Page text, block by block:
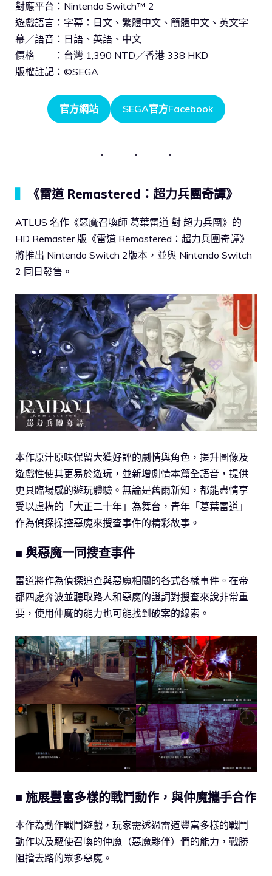
對應平台：Nintendo Switch™ 2
遊戲語言：字幕：日文、繁體中文、簡體中文、英文字
幕／語音：日語、英語、中文
價格 ：台灣 1,390 NTD／香港 338 HKD
版權註記：©SEGA
官方網站 SEGA官方Facebook
《雷道 Remastered：超力兵團奇譚》
ATLUS 名作《惡魔召喚師 葛葉雷道 對 超力兵團》的
HD Remaster 版《雷道 Remastered：超力兵團奇譚》
將推出 Nintendo Switch 2版本，並與 Nintendo Switch
2 同日發售。
本作原汁原味保留大獲好評的劇情與角色，提升圖像及
遊戲性使其更易於遊玩，並新增劇情本篇全語音，提供
更具臨場感的遊玩體驗。無論是舊雨新知，都能盡情享
受以虛構的「大正二十年」為舞台，青年「葛葉雷道」
作為偵探操控惡魔來搜查事件的精彩故事。
■ 與惡魔一同搜查事件
雷道將作為偵探追查與惡魔相關的各式各樣事件。在帝
都四處奔波並聽取路人和惡魔的證詞對搜查來說非常重
要，使用仲魔的能力也可能找到破案的線索。
■ 施展豐富多樣的戰鬥動作，與仲魔攜手合作
本作為動作戰鬥遊戲，玩家需透過雷道豐富多樣的戰鬥
動作以及驅使召喚的仲魔（惡魔夥伴）們的能力，戰勝
阻擋去路的眾多惡魔。